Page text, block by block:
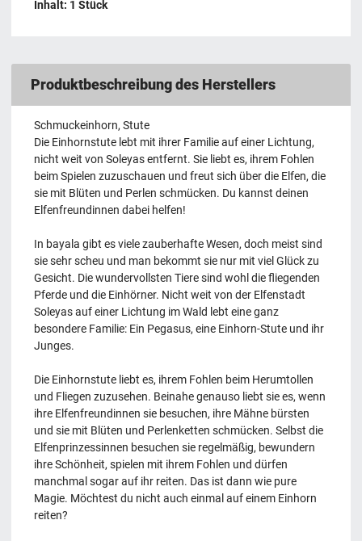
Inhalt: 1 Stück
Produktbeschreibung des Herstellers
Schmuckeinhorn, Stute
Die Einhornstute lebt mit ihrer Familie auf einer Lichtung,
nicht weit von Soleyas entfernt. Sie liebt es, ihrem Fohlen
beim Spielen zuzuschauen und freut sich über die Elfen, die
sie mit Blüten und Perlen schmücken. Du kannst deinen
Elfenfreundinnen dabei helfen!
In bayala gibt es viele zauberhafte Wesen, doch meist sind
sie sehr scheu und man bekommt sie nur mit viel Glück zu
Gesicht. Die wundervollsten Tiere sind wohl die fliegenden
Pferde und die Einhörner. Nicht weit von der Elfenstadt
Soleyas auf einer Lichtung im Wald lebt eine ganz
besondere Familie: Ein Pegasus, eine Einhorn-Stute und ihr
Junges.
Die Einhornstute liebt es, ihrem Fohlen beim Herumtollen
und Fliegen zuzusehen. Beinahe genauso liebt sie es, wenn
ihre Elfenfreundinnen sie besuchen, ihre Mähne bürsten
und sie mit Blüten und Perlenketten schmücken. Selbst die
Elfenprinzessinnen besuchen sie regelmäßig, bewundern
ihre Schönheit, spielen mit ihrem Fohlen und dürfen
manchmal sogar auf ihr reiten. Das ist dann wie pure
Magie. Möchtest du nicht auch einmal auf einem Einhorn
reiten?